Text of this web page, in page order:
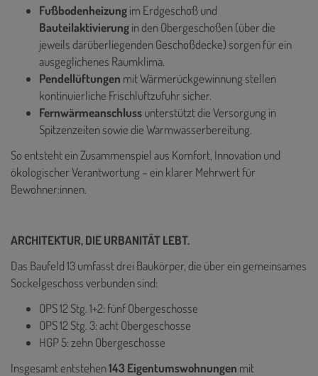
Fußbodenheizungim Erdgeschoß und
Bauteilaktivierungin den Obergeschoßen (über die
jeweils darüberliegenden Geschoßdecke) sorgen für ein
ausgeglichenes Raumklima.
Pendellüftungen mit Wärmerückgewinnung stellen
kontinuierliche Frischluftzufuhr sicher.
Fernwärmeanschlussunterstützt die Versorgung in
Spitzenzeiten sowie die Warmwasserbereitung.
So entsteht ein Zusammenspiel aus Komfort, Innovation und
ökologischer Verantwortung – ein klarer Mehrwert für
Bewohner:innen.
ARCHITEKTUR, DIE URBANITÄT LEBT.
Das Baufeld 13 umfasst drei Baukörper, die über ein gemeinsames
Sockelgeschoss verbunden sind:
OPS 12 Stg. 1+2: fünf Obergeschosse
OPS 12 Stg. 3: acht Obergeschosse
HGP 5: zehn Obergeschosse
Insgesamt entstehen143 Eigentumswohnungen mit